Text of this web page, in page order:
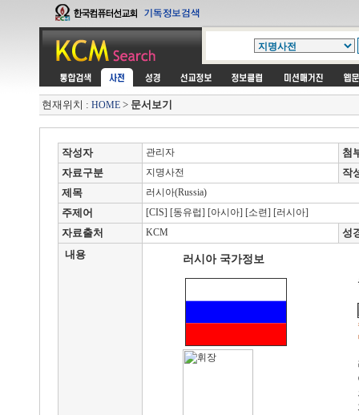
현재위치 : HOME > 문서보기
작성자 관리자
첨
자료구분
지명사전
작
제목
러시아(Russia)
주제어 [CIS] [동유럽] [아시아] [소련] [러시아]
자료출처 KCM
성
내용
러시아 국가정보